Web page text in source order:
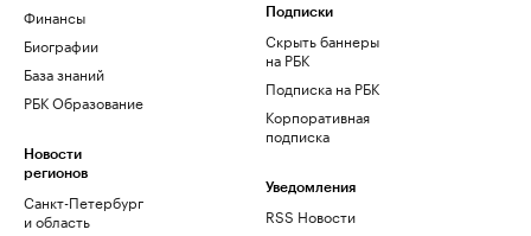
Финансы
Биографии
База знаний
РБК Образование
Новости
регионов
Санкт-Петербург
и область
Подписки
Скрыть баннеры
на РБК
Подписка на РБК
Корпоративная
подписка
Уведомления
RSS Новости